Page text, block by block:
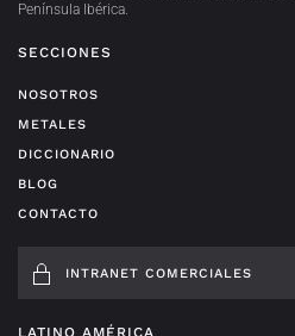
Península Ibérica.
SECCIONES
NOSOTROS
METALES
DICCIONARIO
BLOG
CONTACTO
INTRANET COMERCIALES
LATINO AMÉRICA